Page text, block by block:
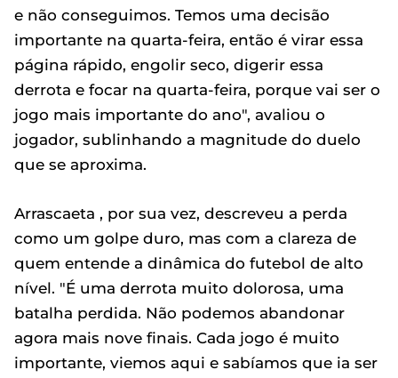
e não conseguimos. Temos uma decisão
importante na quarta-feira, então é virar essa
página rápido, engolir seco, digerir essa
derrota e focar na quarta-feira, porque vai ser o
jogo mais importante do ano", avaliou o
jogador, sublinhando a magnitude do duelo
que se aproxima.
Arrascaeta , por sua vez, descreveu a perda
como um golpe duro, mas com a clareza de
quem entende a dinâmica do futebol de alto
nível. "É uma derrota muito dolorosa, uma
batalha perdida. Não podemos abandonar
agora mais nove finais. Cada jogo é muito
importante, viemos aqui e sabíamos que ia ser